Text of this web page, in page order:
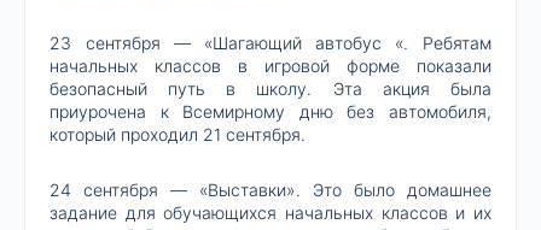
23 сентября — «Шагающий автобус «. Ребятам
начальных классов в игровой форме показали
безопасный путь в школу. Эта акция была
приурочена к Всемирному дню без автомобиля,
который проходил 21 сентября.
24 сентября — «Выставки». Это было домашнее
задание для обучающихся начальных классов и их